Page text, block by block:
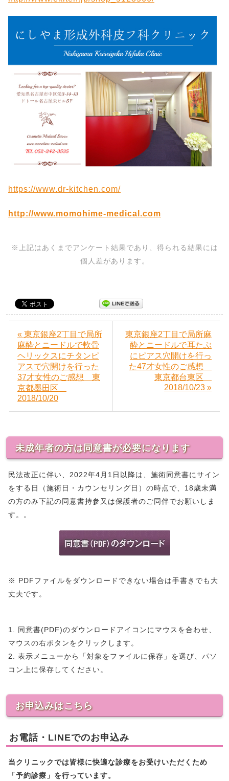
https://www.dr-kitchen.com/
http://www.momohime-medical.com
※上記はあくまでアンケート結果であり、得られる結果には
個人差があります。
« 東京銀座2丁目で局所
麻酔とニードルで軟骨
ヘリックスにチタンピ
アスで穴開けを行った
37才女性のご感想 東
京都墨田区
2018/10/20
東京銀座2丁目で局所麻
酔とニードルで耳たぶ
にピアス穴開けを行っ
た47才女性のご感想
東京都台東区
2018/10/23 »
未成年者の方は同意書が必要になります
民法改正に伴い、2022年4月1日以降は、施術同意書にサイン
をする日（施術日・カウンセリング日）の時点で、18歳未満
の方のみ下記の同意書持参又は保護者のご同伴でお願いしま
す。。
※ PDFファイルをダウンロードできない場合は手書きでも大
丈夫です。
1. 同意書(PDF)のダウンロードアイコンにマウスを合わせ、
マウスの右ボタンをクリックします。
2. 表示メニューから「対象をファイルに保存」を選び、パソ
コン上に保存してください。
お申込みはこちら
お電話・LINEでのお申込み
当クリニックでは皆様に快適な診療をお受けいただくため
「予約診療」を行っています。